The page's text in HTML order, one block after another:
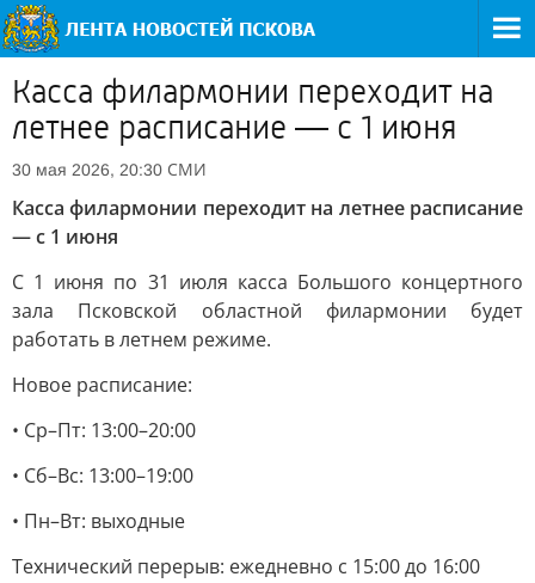
Касса филармонии переходит на
летнее расписание — с 1 июня
30 мая 2026, 20:30 СМИ
Касса филармонии переходит на летнее расписание
— с 1 июня
С 1 июня по 31 июля касса Большого концертного
зала Псковской областной филармонии будет
работать в летнем режиме.
Новое расписание:
• Ср–Пт: 13:00–20:00
• Сб–Вс: 13:00–19:00
• Пн–Вт: выходные
Технический перерыв: ежедневно с 15:00 до 16:00